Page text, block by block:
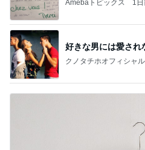
Amebaトピックス 1
好きな男には愛され
クノタチホオフィシャ